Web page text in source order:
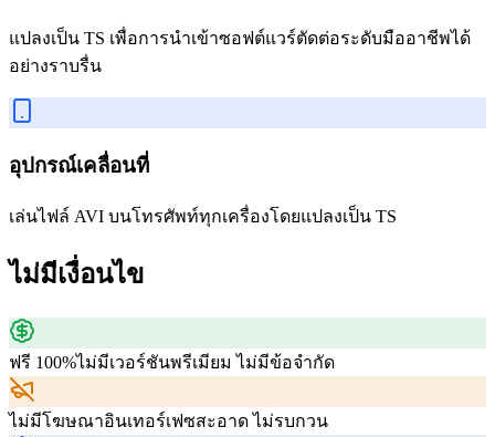
แปลงเป็น TS เพื่อการนำเข้าซอฟต์แวร์ตัดต่อระดับมืออาชีพได้
อย่างราบรื่น
อุปกรณ์เคลื่อนที่
เล่นไฟล์ AVI บนโทรศัพท์ทุกเครื่องโดยแปลงเป็น TS
ไม่มีเงื่อนไข
ฟรี 100%ไม่มีเวอร์ชันพรีเมียม ไม่มีข้อจำกัด
ไม่มีโฆษณาอินเทอร์เฟซสะอาด ไม่รบกวน